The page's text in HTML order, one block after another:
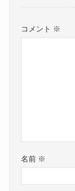
コメント ※
名前 ※